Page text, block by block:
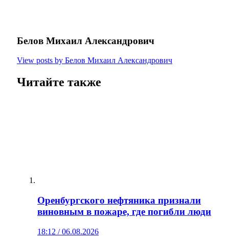
Белов Михаил Александрович
View posts by Белов Михаил Александрович
Читайте также
Оренбургского нефтяника признали
виновным в пожаре, где погибли люди
18:12 / 06.08.2026